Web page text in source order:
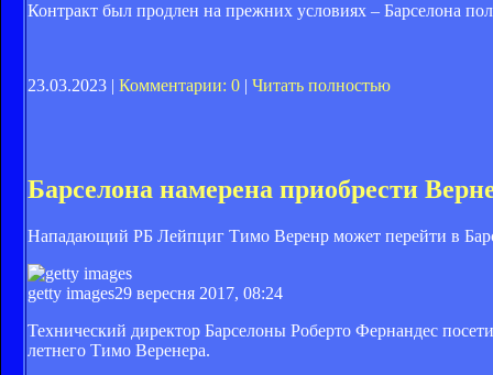
Контракт был продлен на прежних условиях – Барселона
23.03.2023 | Комментарии: 0 | Читать полностью
Барселона намерена приобрести
Нападающий РБ Лейпциг Тимо Веренр может перейти в
getty images29 вересня 2017, 08:24
Технический директор Барселоны Роберто Фернандес
летнего Тимо Веренера.